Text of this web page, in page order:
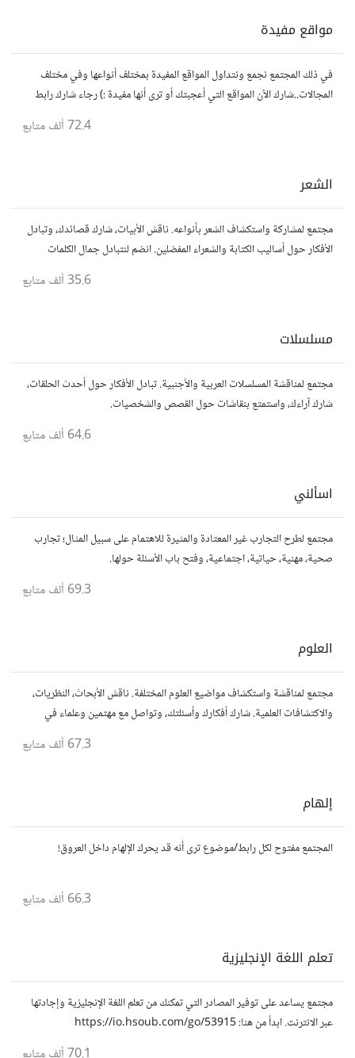
مواقع مفيدة
في ذلك المجتمع نجمع ونتداول المواقع المفيدة بمختلف أنواعها وفي مختلف
المجالات..شارك الآن المواقع التي أعجبتك أو ترى أنها مفيدة :) رجاء شارك رابط
72.4 ألف متابع
الشعر
مجتمع لمشاركة واستكشاف الشعر بأنواعه. ناقش الأبيات، شارك قصائدك، وتبادل
الأفكار حول أساليب الكتابة والشعراء المفضلين. انضم لنتبادل جمال الكلمات
35.6 ألف متابع
مسلسلات
مجتمع لمناقشة المسلسلات العربية والأجنبية. تبادل الأفكار حول أحدث الحلقات،
شارك آراءك، واستمتع بنقاشات حول القصص والشخصيات.
64.6 ألف متابع
اسألني
مجتمع لطرح التجارب غير المعتادة والمثيرة للاهتمام على سبيل المثال؛ تجارب
صحية، مهنية، حياتية، اجتماعية، وفتح باب الأسئلة حولها.
69.3 ألف متابع
العلوم
مجتمع لمناقشة واستكشاف مواضيع العلوم المختلفة. ناقش الأبحاث، النظريات،
والاكتشافات العلمية. شارك أفكارك وأسئلتك، وتواصل مع مهتمين وعلماء في
67.3 ألف متابع
إلهام
المجتمع مفتوح لكل رابط/موضوع ترى أنه قد يحرك الإلهام داخل العروق!
66.3 ألف متابع
تعلم اللغة الإنجليزية
مجتمع يساعد على توفير المصادر التي تمكنك من تعلم اللغة الإنجليزية وإجادتها
عبر الانترنت. ابدأ من هنا: https://io.hsoub.com/go/53915